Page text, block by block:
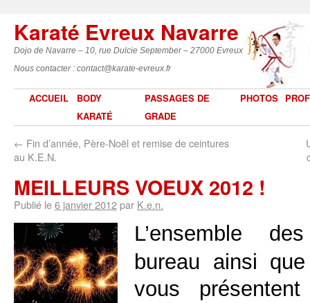
Karaté Evreux Navarre
Dojo de Navarre – 10, rue Dulcie September – 27000 Evreux
Nous contacter : contact@karate-evreux.fr
ACCUEIL
BODY
KARATÉ
PASSAGES DE
GRADE
PHOTOS
← Fin d’année, Père-Noël et remise de ceintures
au K.E.N.
MEILLEURS VOEUX 2012 !
Publié le6 janvier 2012par K.e.n.
L’ensemble
bureau ainsi
vous